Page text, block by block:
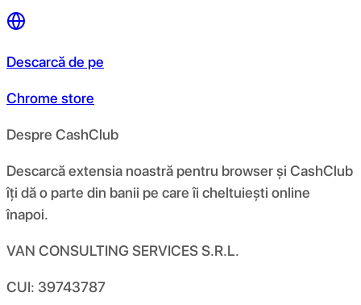
Descarcă de pe
Chrome store
Despre CashClub
Descarcă extensia noastră pentru browser și CashClub
îți dă o parte din banii pe care îi cheltuiești online
înapoi.
VAN CONSULTING SERVICES S.R.L.
CUI: 39743787